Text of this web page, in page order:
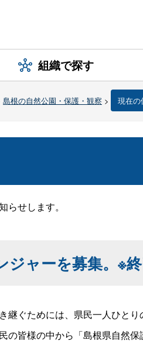
組織で探す
島根の自然公園・保護・観察 > 現在の
せします。
ャーを募集。※終
ぐためには、県民一人ひとり
皆様の中から「島根県自然